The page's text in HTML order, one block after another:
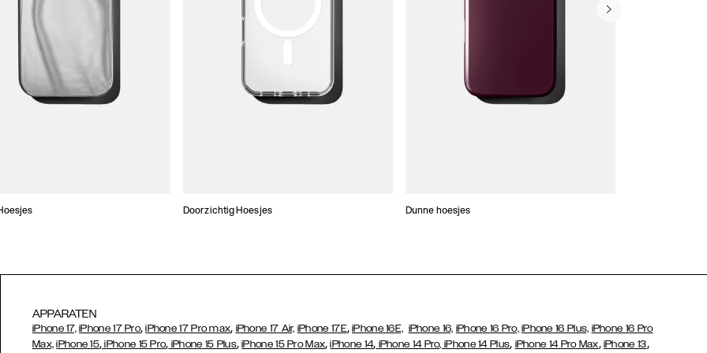
Doorzichtig Hoesjes Dunne hoesjes
APPARATEN
iPhone 17, iPhone 17 Pro,iPhone 17 Pro max, iPhone 17 Air, iPhone 17E,iPhone 16E, iPhone 16, iPhone 16 Pro, iPhone 16 Plus, iPhone 16 Pro
Max, iPhone 15, iPhone 15 Pro, iPhone 15 Plus,iPhone 15 Pro Max,iPhone 14, iPhone 14 Pro, iPhone 14 Plus, iPhone 14 Pro Max, iPhone 13,